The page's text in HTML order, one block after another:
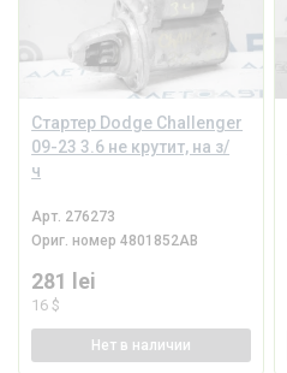
Стартер Dodge Challenger
09-23 3.6 не крутит, на з/
ч
Арт. 276273
Ориг. номер4801852AB
281 lei
16 $
Нет в наличии